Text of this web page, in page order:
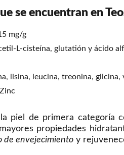
se encuentran en
mg/g
L-cisteína, glutatión y ácido
lisina, leucina, treonina, glicina,
piel de primera categoría
propiedades
de envejecimiento y